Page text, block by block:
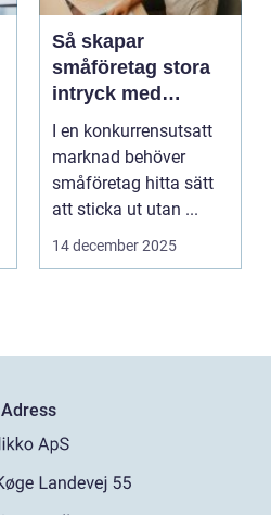
Så skapar
småföretag stora
intryck med
kreativ
marknadsföring
I en konkurrensutsatt
marknad behöver
småföretag hitta sätt
att sticka ut utan ...
14 december 2025
Adress